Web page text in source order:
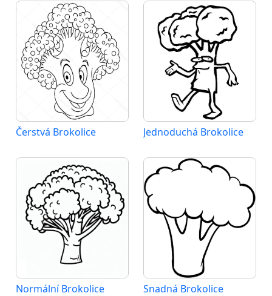
Čerstvá Brokolice Jednoduchá Brokolice
Normální Brokolice Snadná Brokolice